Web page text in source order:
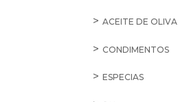
ACEITE DE OLIVA
CONDIMENTOS
ESPECIAS